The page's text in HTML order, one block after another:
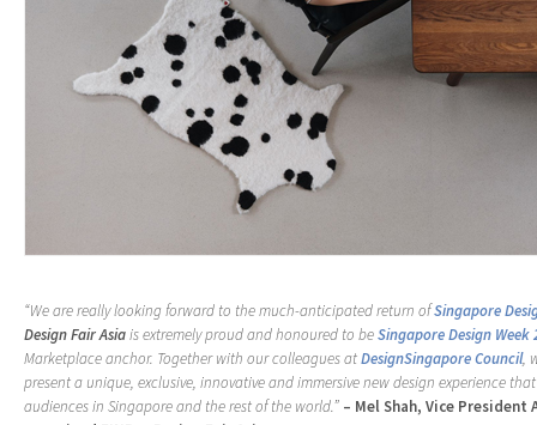
“We are really looking forward to the much-anticipated return ofSingapore
Design Fair Asiais extremely proud and honoured to beSingapore Design Week
Marketplace anchor. Together with our colleagues atDesignSingapore Council,
present a unique, exclusive, innovative and immersive new design experience
audiences in Singapore and the rest of the world.” – Mel Shah, Vice